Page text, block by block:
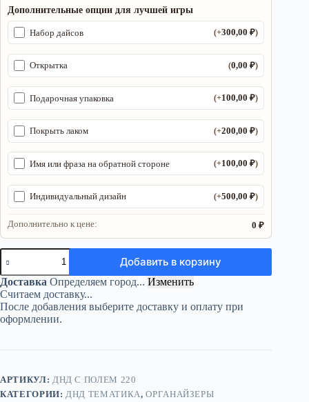
Дополнительные опции для лучшей игры
Набор дайсов (+300,00₽)
Открытка (0,00₽)
Подарочная упаковка (+100,00₽)
Покрыть лаком (+200,00₽)
Имя или фраза на обратной стороне (+100,00₽)
Индивидуальный дизайн (+500,00₽)
Дополнительно к цене: 0 ₽
Количество
товара
Органайзер
ДнД
«Мастер
подземелья
6»
Добавить в корзину
Доставка Определяем город... Изменить
Считаем доставку...
После добавления выберите доставку и оплату при
оформлении.
АРТИКУЛ: ДНД С ПОЛЕМ 220
КАТЕГОРИИ: ДНД ТЕМАТИКА,ОРГАНАЙЗЕРЫ